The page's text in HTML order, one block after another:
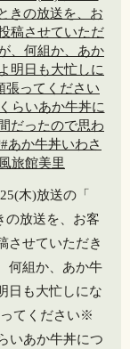
木)放送の「
の放送を、お客
させていただき
何組か、あか牛
日も大忙しにな
てください️️※
いあか牛丼につ